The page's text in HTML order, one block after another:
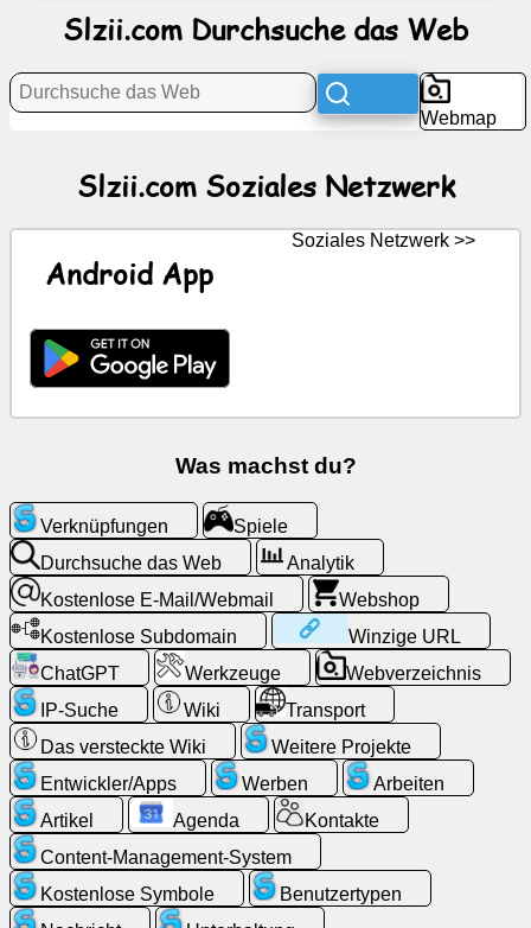
Symbole
ChatGPT
Spiele
Durchsuche
Web
Analytik
Webshop
Entwickler/Apps
Werkzeuge
Arbeiten
Webverzeichnis
Winzige
Slzii.com Durchsuche das Web
Webmap
Slzii.com Soziales Netzwerk
Android App
Soziales Netzwerk >>
Was machst du?
Verknüpfungen
Spiele
Durchsuche das Web
Analytik
Kostenlose E-Mail/Webmail
Webshop
Kostenlose Subdomain
Winzige URL
ChatGPT
Werkzeuge
Webverzeichnis
IP-Suche
Wiki
Transport
Das versteckte Wiki
Weitere Projekte
Entwickler/Apps
Werben
Arbeiten
Artikel
Agenda
Kontakte
Content-Management-System
Kostenlose Symbole
Benutzertypen